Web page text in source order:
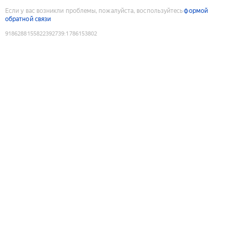
Если у вас возникли проблемы, пожалуйста, воспользуйтесьформой
обратной связи
9186288155822392739:1786153802